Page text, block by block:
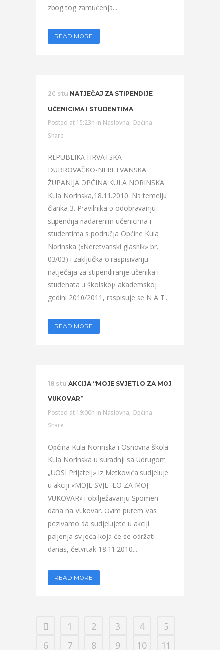
zbog tog zamućenja...
READ MORE
20 stu NATJEČAJ ZA STIPENDIJE
UČENICIMA I STUDENTIMA
Posted at 15:23h in Naslovna, Općina
Share
REPUBLIKA HRVATSKA
DUBROVAČKO-NERETVANSKA
ŽUPANIJA OPĆINA KULA NORINSKA
Kula Norinska,18.11.2010. Na temelju
članka 3. Pravilnika o odobravanju
stipendija nadarenim učenicima i
studentima s područja Općine Kula
Norinska («Neretvanski glasnik» br.
03/03) i zaključka o raspisivanju
natječaja za stipendiranje učenika i
studenata u školskoj/ akademskoj
godini 2010/2011, raspisuje se N A T...
READ MORE
18 stu AKCIJA “MOJE SVJETLO ZA MOJ
VUKOVAR”
Posted at 19:00h in Naslovna, Općina
Share
Općina Kula Norinska i Osnovna škola
Kula Norinska u suradnji sa Udrugom
„UOSI Prijatelj» iz Metkovića sudjeluje
u akciji «MOJE SVJETLO ZA MOJ
VUKOVAR» i obilježavanju Spomen
dana na Vukovar. Ovim putem Vas
pozivamo da sudjelujete u akciji
paljenja svijeća koja će se održati
danas, četvrtak 18.11.2010....
READ MORE
1 2 3 4
5
6
7 8 9 10 11